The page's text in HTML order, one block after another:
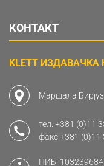
КОНТАКТ
KLETT ИЗДАВАЧКА
Маршала
тел. +381 (0)11
факс+381 (0)11
ПИБ: 103239684